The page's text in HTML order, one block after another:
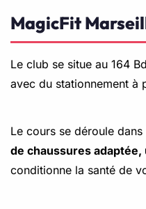
MagicFit
Le club se situe au 164
avec du stationnement à
Le cours se déroule
de chaussures
conditionne la santé de